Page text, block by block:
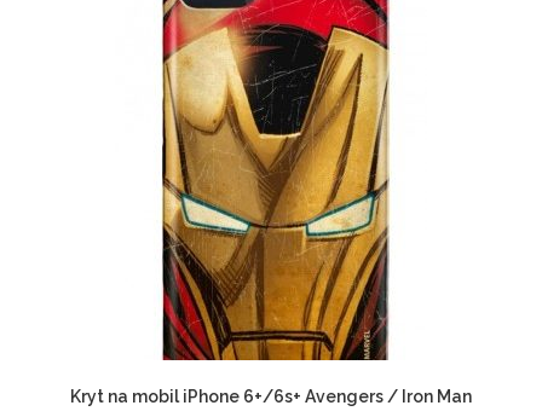
Kryt na mobil iPhone 6+/6s+ Avengers / Iron Man